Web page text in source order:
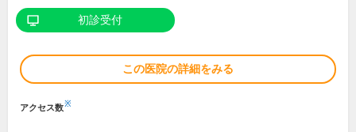
初診受付
この医院の詳細をみる
アクセス数※